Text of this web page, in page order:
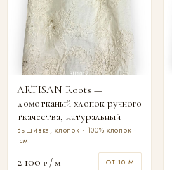
ARTISAN Roots —
домотканый хлопок ручного
ткачества, натуральный
Вышивка, хлопок · 100% хлопок ·
см.
2 100 ₽ / м ОТ 10 М